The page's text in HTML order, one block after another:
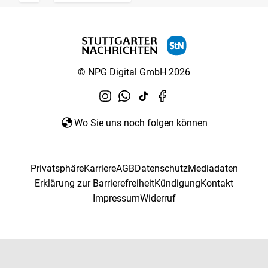
© NPG Digital GmbH 2026
Wo Sie uns noch folgen können
PrivatsphäreKarriereAGBDatenschutzMediadaten
Erklärung zur BarrierefreiheitKündigungKontakt
ImpressumWiderruf